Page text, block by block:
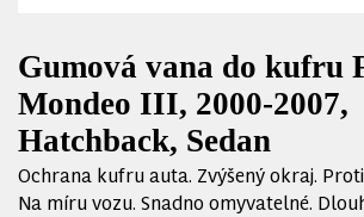
Gumová vana do kufru
Mondeo III, 2000-2007,
Hatchback, Sedan
Ochrana kufru auta. Zvýšený okraj.
Na míru vozu. Snadno omyvatelné.